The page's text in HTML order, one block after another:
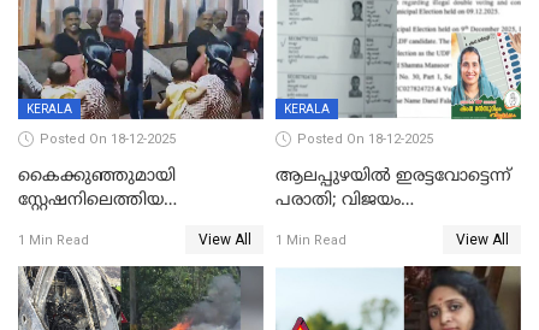
KERALA
Posted On 18-12-2025
കൈക്കുഞ്ഞുമായി
സ്റ്റേഷനിലെത്തിയ
കരണത്തടിച്ചു; CC ടിവി
ദൃശ്യങ്ങൾ പുറത്ത്
1 Min Read View All
KERALA
Posted On 18-12-2025
ആലപ്പുഴയിൽ ഇരട്ടവോട്ടെന്ന്
പരാതി; വിജയം
വാർഡിലെ എൽഡിഎഫ്
സ്ഥാനാർത്ഥി
1 Min Read View All